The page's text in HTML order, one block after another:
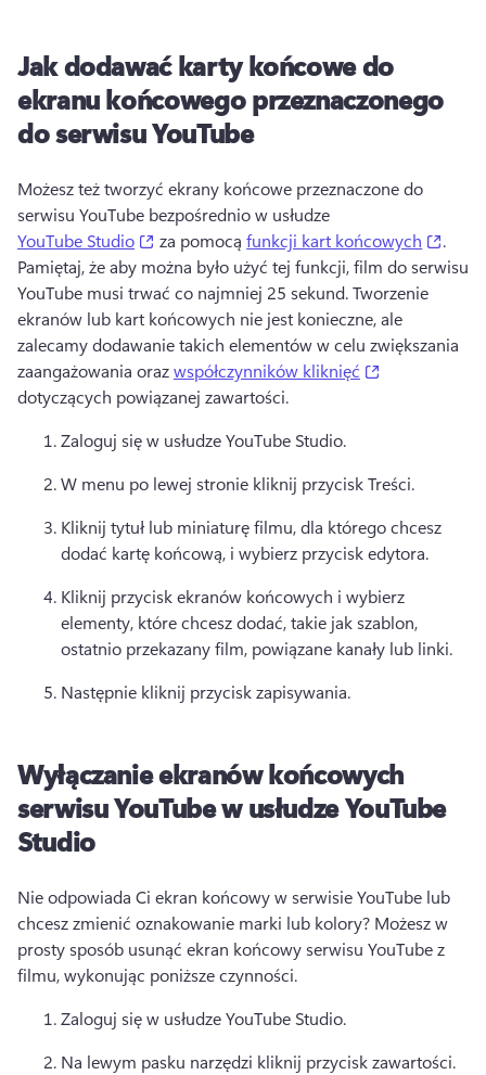
Jak dodawać karty końcowe do
ekranu końcowego przeznaczonego
do serwisu YouTube
Możesz też tworzyć ekrany końcowe przeznaczone do
serwisu YouTube bezpośrednio w usłudze
YouTube Studio
(opens in a new tab)
za pomocą funkcji kart końcowych
Pamiętaj, że aby można było użyć tej funkcji, film do serwisu
YouTube musi trwać co najmniej 25 sekund. Tworzenie
ekranów lub kart końcowych nie jest konieczne, ale
zalecamy dodawanie takich elementów w celu zwiększania
zaangażowania oraz współczynników kliknięć
dotyczących powiązanej zawartości.
Zaloguj się w usłudze YouTube Studio.
W menu po lewej stronie kliknij przycisk Treści.
Kliknij tytuł lub miniaturę filmu, dla którego chcesz
dodać kartę końcową, i wybierz przycisk edytora.
Kliknij przycisk ekranów końcowych i wybierz
elementy, które chcesz dodać, takie jak szablon,
ostatnio przekazany film, powiązane kanały lub linki.
Następnie kliknij przycisk zapisywania.
Wyłączanie ekranów końcowych
serwisu YouTube w usłudze YouTube
Studio
Nie odpowiada Ci ekran końcowy w serwisie YouTube lub
chcesz zmienić oznakowanie marki lub kolory? Możesz w
prosty sposób usunąć ekran końcowy serwisu YouTube z
filmu, wykonując poniższe czynności.
Zaloguj się w usłudze YouTube Studio.
Na lewym pasku narzędzi kliknij przycisk zawartości.